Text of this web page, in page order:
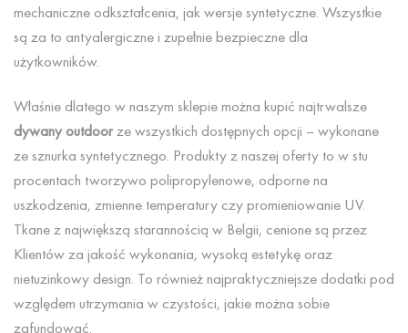
mechaniczne odkształcenia, jak wersje syntetyczne. Wszystkie
są za to antyalergiczne i zupełnie bezpieczne dla
użytkowników.
Właśnie dlatego w naszym sklepie można kupić najtrwalsze
dywany outdoorze wszystkich dostępnych opcji – wykonane
ze sznurka syntetycznego. Produkty z naszej oferty to w stu
procentach tworzywo polipropylenowe, odporne na
uszkodzenia, zmienne temperatury czy promieniowanie UV.
Tkane z największą starannością w Belgii, cenione są przez
Klientów za jakość wykonania, wysoką estetykę oraz
nietuzinkowy design. To również najpraktyczniejsze dodatki pod
względem utrzymania w czystości, jakie można sobie
zafundować.